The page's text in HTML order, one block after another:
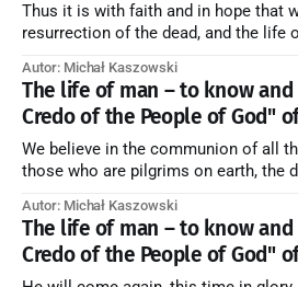
Thus it is with faith and in hope that
resurrection of the dead, and the life
artykuł w starym serwisie →
Autor: Michał Kaszowski
The life of man – to know and
Credo of the People of God"
We believe in the communion of all
those who are pilgrims on earth, the
forming one Church; and we believe
the merciful love of God and His
Autor: Michał Kaszowski
The life of man – to know and
Credo of the People of God"